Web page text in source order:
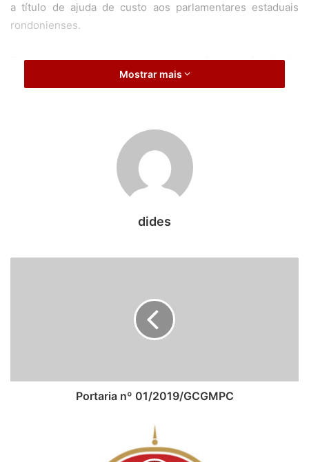
a título de ajuda de custo aos parlamentares estaduais
rondonienses.
Popularizada nos meios de comunicação como “verba do
14º e 15º salários” dos deputados estaduais, a norma
anterior, que prevê o pagamento de ajuda de custo apenas
no início e no término da legislatura (o mandato),
semelhante ao que acontece, por exemplo, no âmbito
federal e que tem amparo legal.
A partir da publicação oficial pela ALE do ato, bem como de
MPC, protocolada no TCE-RO no dia 28.12.2018 e assinada
Victoria, identificou violação ao princípio constitucional da
reserva legal, do teto remuneratório, da motivação dos
Outros apontamentos foram: ausência de prévia dotação
Diretrizes Orçamentárias (LDO); possibilidade de
pagamento indevido, por conflitar com outros dispositivos
Mostrar mais
dides
Portaria nº 01/2019/GCGMPC